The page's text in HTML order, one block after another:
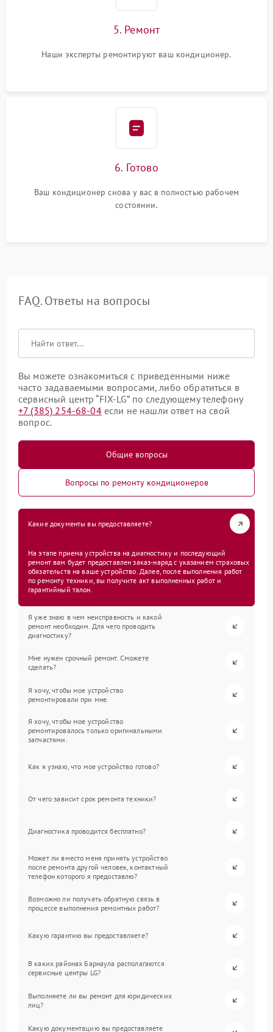
5. Ремонт
Наши эксперты ремонтируют ваш кондиционер.
6. Готово
Ваш кондиционер снова у вас в полностью рабочем
состоянии.
FAQ. Ответы на вопросы
Вы можете ознакомиться с приведенными ниже
часто задаваемыми вопросами, либо обратиться в
сервисный центр “FIX-LG” по следующему телефону
+7 (385) 254-68-04если не нашли ответ на свой
вопрос.
Общие вопросы
Вопросы по ремонту кондиционеров
Какие документы вы предоставляете?
На этапе приема устройства на диагностику и последующий
ремонт вам будет предоставлен заказ-наряд с указанием страховых
обязательств на ваше устройство. Далее, после выполнения работ
по ремонту техники, вы получите акт выполненных работ и
гарантийный талон.
Я уже знаю в чем неисправность и какой
ремонт необходим. Для чего проводить
диагностику?
Мне нужен срочный ремонт. Сможете
сделать?
Я хочу, чтобы мое устройство
ремонтировали при мне.
Я хочу, чтобы мое устройство
ремонтировалось только оригинальными
запчастями.
Как я узнаю, что мое устройство готово?
От чего зависит срок ремонта техники?
Диагностика проводится бесплатно?
Может ли вместо меня принять устройство
после ремонта другой человек, контактный
телефон которого я предоставлю?
Возможно ли получать обратную связь в
процессе выполнения ремонтных работ?
Какую гарантию вы предоставляете?
В каких районах Барнаула располагаются
сервисные центры LG?
Выполняете ли вы ремонт для юридических
лиц?
Какую документацию вы предоставляете